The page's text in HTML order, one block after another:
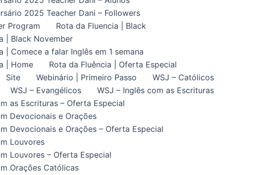
2025 Teacher Dani – Followers
Program
Rota da Fluencia | Black
| Black November
| Comece a falar Inglês em 1 semana
| Home
Rota da Fluência | Oferta Especial
Site Webinário | Primeiro Passo
WSJ – Católicos
WSJ – Evangélicos
WSJ – Inglês com as Escrituras
as Escrituras – Oferta Especial
Devocionais e Orações
Devocionais e Orações – Oferta Especial
Louvores
Louvores – Oferta Especial
Orações Católicas